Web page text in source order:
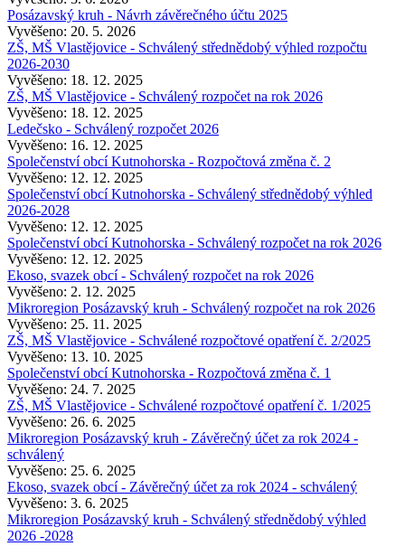
Posázavský kruh - Návrh závěrečného účtu 2025
Vyvěšeno: 20. 5. 2026
ZŠ, MŠ Vlastějovice - Schválený střednědobý výhled rozpočtu
2026-2030
Vyvěšeno: 18. 12. 2025
ZŠ, MŠ Vlastějovice - Schválený rozpočet na rok 2026
Vyvěšeno: 18. 12. 2025
Ledečsko - Schválený rozpočet 2026
Vyvěšeno: 16. 12. 2025
Společenství obcí Kutnohorska - Rozpočtová změna č. 2
Vyvěšeno: 12. 12. 2025
Společenství obcí Kutnohorska - Schválený střednědobý výhled
2026-2028
Vyvěšeno: 12. 12. 2025
Společenství obcí Kutnohorska - Schválený rozpočet na rok 2026
Vyvěšeno: 12. 12. 2025
Ekoso, svazek obcí - Schválený rozpočet na rok 2026
Vyvěšeno: 2. 12. 2025
Mikroregion Posázavský kruh - Schválený rozpočet na rok 2026
Vyvěšeno: 25. 11. 2025
ZŠ, MŠ Vlastějovice - Schválené rozpočtové opatření č. 2/2025
Vyvěšeno: 13. 10. 2025
Společenství obcí Kutnohorska - Rozpočtová změna č. 1
Vyvěšeno: 24. 7. 2025
ZŠ, MŠ Vlastějovice - Schválené rozpočtové opatření č. 1/2025
Vyvěšeno: 26. 6. 2025
Mikroregion Posázavský kruh - Závěrečný účet za rok 2024 -
schválený
Vyvěšeno: 25. 6. 2025
Ekoso, svazek obcí - Závěrečný účet za rok 2024 - schválený
Vyvěšeno: 3. 6. 2025
Mikroregion Posázavský kruh - Schválený střednědobý výhled
2026 -2028